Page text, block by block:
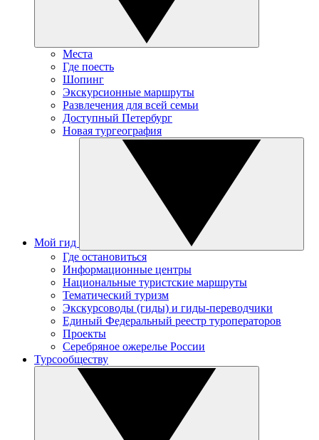
Места
Где поесть
Шопинг
Экскурсионные маршруты
Развлечения для всей семьи
Доступный Петербург
Новая тургеография
Мой гид
Где остановиться
Информационные центры
Национальные туристские маршруты
Тематический туризм
Экскурсоводы (гиды) и гиды-переводчики
Единый Федеральный реестр туроператоров
Проекты
Серебряное ожерелье России
Турсообществу